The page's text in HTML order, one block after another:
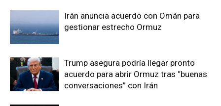
Irán anuncia acuerdo con Omán para
gestionar estrecho Ormuz
Trump asegura podría llegar pronto
acuerdo para abrir Ormuz tras “buenas
conversaciones” con Irán